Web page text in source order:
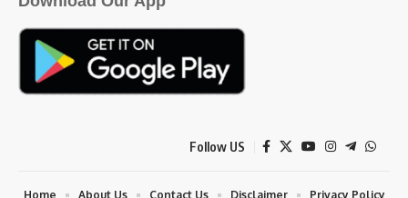
Follow US
Home About Us Contact Us Disclaimer Privacy Policy